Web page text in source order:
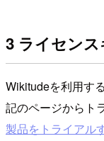
3 ライセンス
Wikitudeを利用す
記のページからト
製品をトライアル